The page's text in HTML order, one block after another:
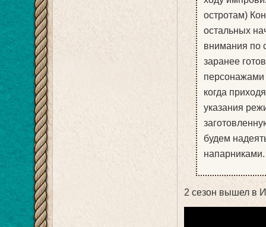
остротам)
остальных
внимания по
заранее
персонажами
когда
указания
будем
напарниками.
2 сезон вышел в